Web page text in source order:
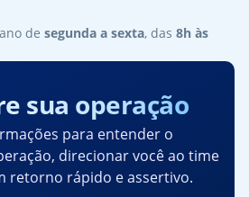
de segunda a sexta, das 8h às
sua operação
para entender o
direcionar você ao time
retorno rápido e assertivo.